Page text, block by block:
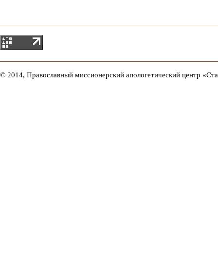
© 2014, Православный миссионерский апологетический центр